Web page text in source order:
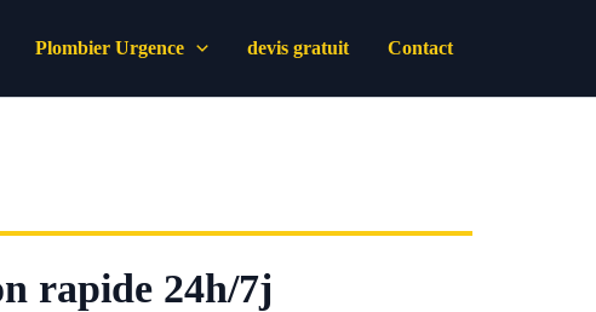
Plombier Urgence devis gratuit Contact
rapide 24h/7j